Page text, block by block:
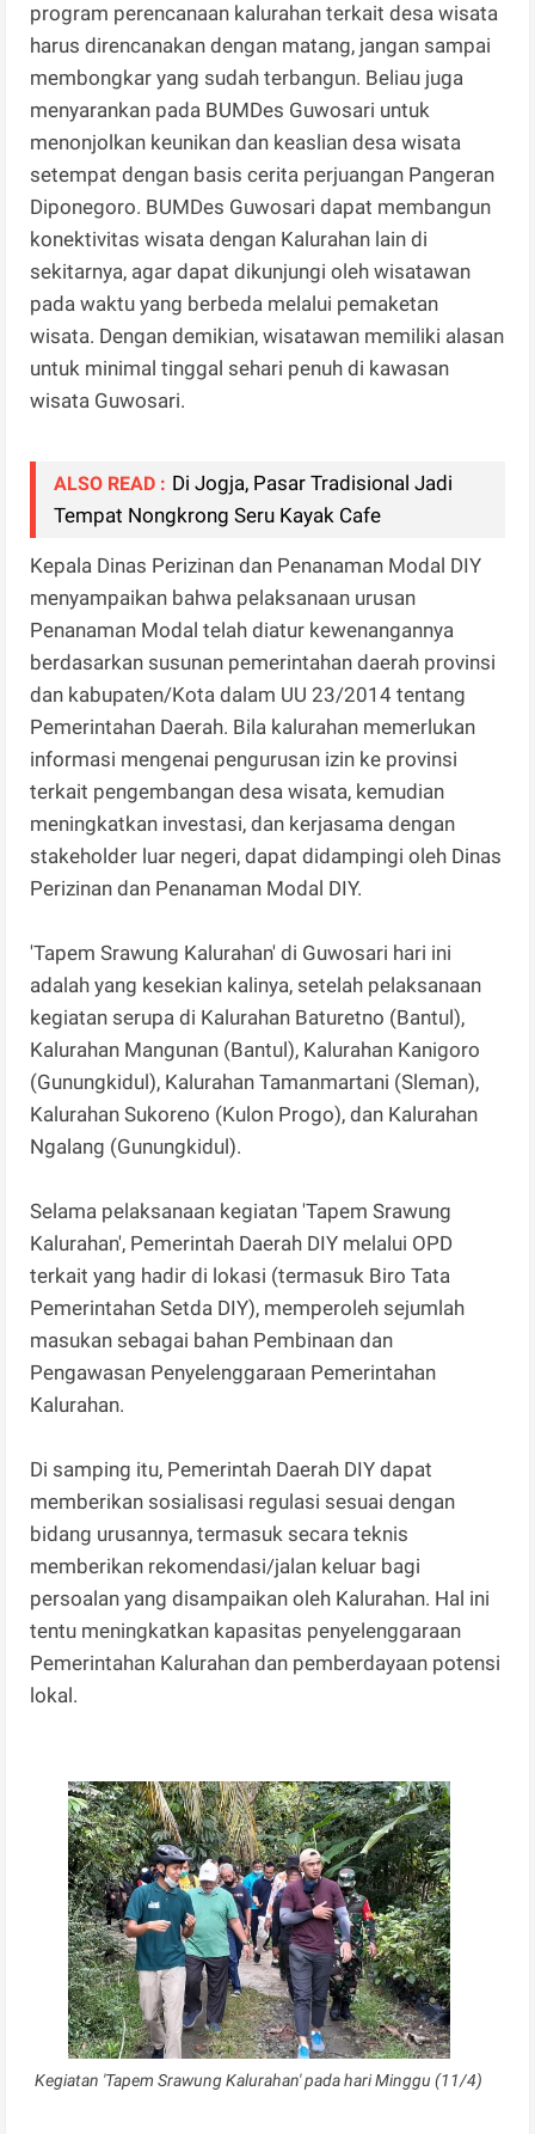
program perencanaan kalurahan terkait desa wisata
harus direncanakan dengan matang, jangan sampai
membongkar yang sudah terbangun. Beliau juga
menyarankan pada BUMDes Guwosari untuk
menonjolkan keunikan dan keaslian desa wisata
setempat dengan basis cerita perjuangan Pangeran
Diponegoro. BUMDes Guwosari dapat membangun
konektivitas wisata dengan Kalurahan lain di
sekitarnya, agar dapat dikunjungi oleh wisatawan
pada waktu yang berbeda melalui pemaketan
wisata. Dengan demikian, wisatawan memiliki alasan
untuk minimal tinggal sehari penuh di kawasan
wisata Guwosari.
ALSO READ : Di Jogja, Pasar Tradisional Jadi
Tempat Nongkrong Seru Kayak Cafe
Kepala Dinas Perizinan dan Penanaman Modal DIY
menyampaikan bahwa pelaksanaan urusan
Penanaman Modal telah diatur kewenangannya
berdasarkan susunan pemerintahan daerah provinsi
dan kabupaten/Kota dalam UU 23/2014 tentang
Pemerintahan Daerah. Bila kalurahan memerlukan
informasi mengenai pengurusan izin ke provinsi
terkait pengembangan desa wisata, kemudian
meningkatkan investasi, dan kerjasama dengan
stakeholder luar negeri, dapat didampingi oleh Dinas
Perizinan dan Penanaman Modal DIY.
'Tapem Srawung Kalurahan' di Guwosari hari ini
adalah yang kesekian kalinya, setelah pelaksanaan
kegiatan serupa di Kalurahan Baturetno (Bantul),
Kalurahan Mangunan (Bantul), Kalurahan Kanigoro
(Gunungkidul), Kalurahan Tamanmartani (Sleman),
Kalurahan Sukoreno (Kulon Progo), dan Kalurahan
Ngalang (Gunungkidul).
Selama pelaksanaan kegiatan 'Tapem Srawung
Kalurahan', Pemerintah Daerah DIY melalui OPD
terkait yang hadir di lokasi (termasuk Biro Tata
Pemerintahan Setda DIY), memperoleh sejumlah
masukan sebagai bahan Pembinaan dan
Pengawasan Penyelenggaraan Pemerintahan
Kalurahan.
Di samping itu, Pemerintah Daerah DIY dapat
memberikan sosialisasi regulasi sesuai dengan
bidang urusannya, termasuk secara teknis
memberikan rekomendasi/jalan keluar bagi
persoalan yang disampaikan oleh Kalurahan. Hal ini
tentu meningkatkan kapasitas penyelenggaraan
Pemerintahan Kalurahan dan pemberdayaan potensi
lokal.
Kegiatan 'Tapem Srawung Kalurahan' pada hari Minggu (11/4)